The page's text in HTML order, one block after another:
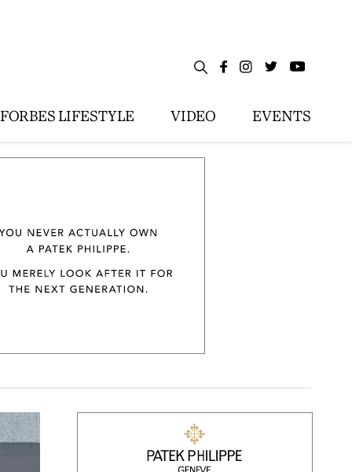
FORBES LIFESTYLE VIDEO EVENTS